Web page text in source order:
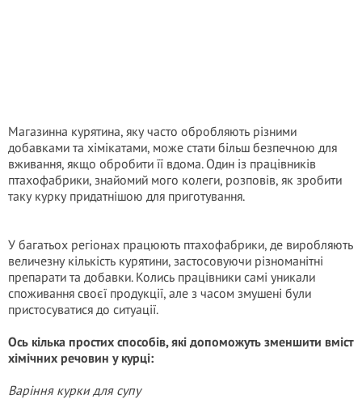
Магазинна курятина, яку часто обробляють різними
добавками та хімікатами, може стати більш безпечною для
вживання, якщо обробити її вдома. Один із працівників
птахофабрики, знайомий мого колеги, розповів, як зробити
таку курку придатнішою для приготування.
У багатьох регіонах працюють птахофабрики, де виробляють
величезну кількість курятини, застосовуючи різноманітні
препарати та добавки. Колись працівники самі уникали
споживання своєї продукції, але з часом змушені були
пристосуватися до ситуації.
Ось кілька простих способів, які допоможуть зменшити вміст
хімічних речовин у курці:
Варіння курки для супу